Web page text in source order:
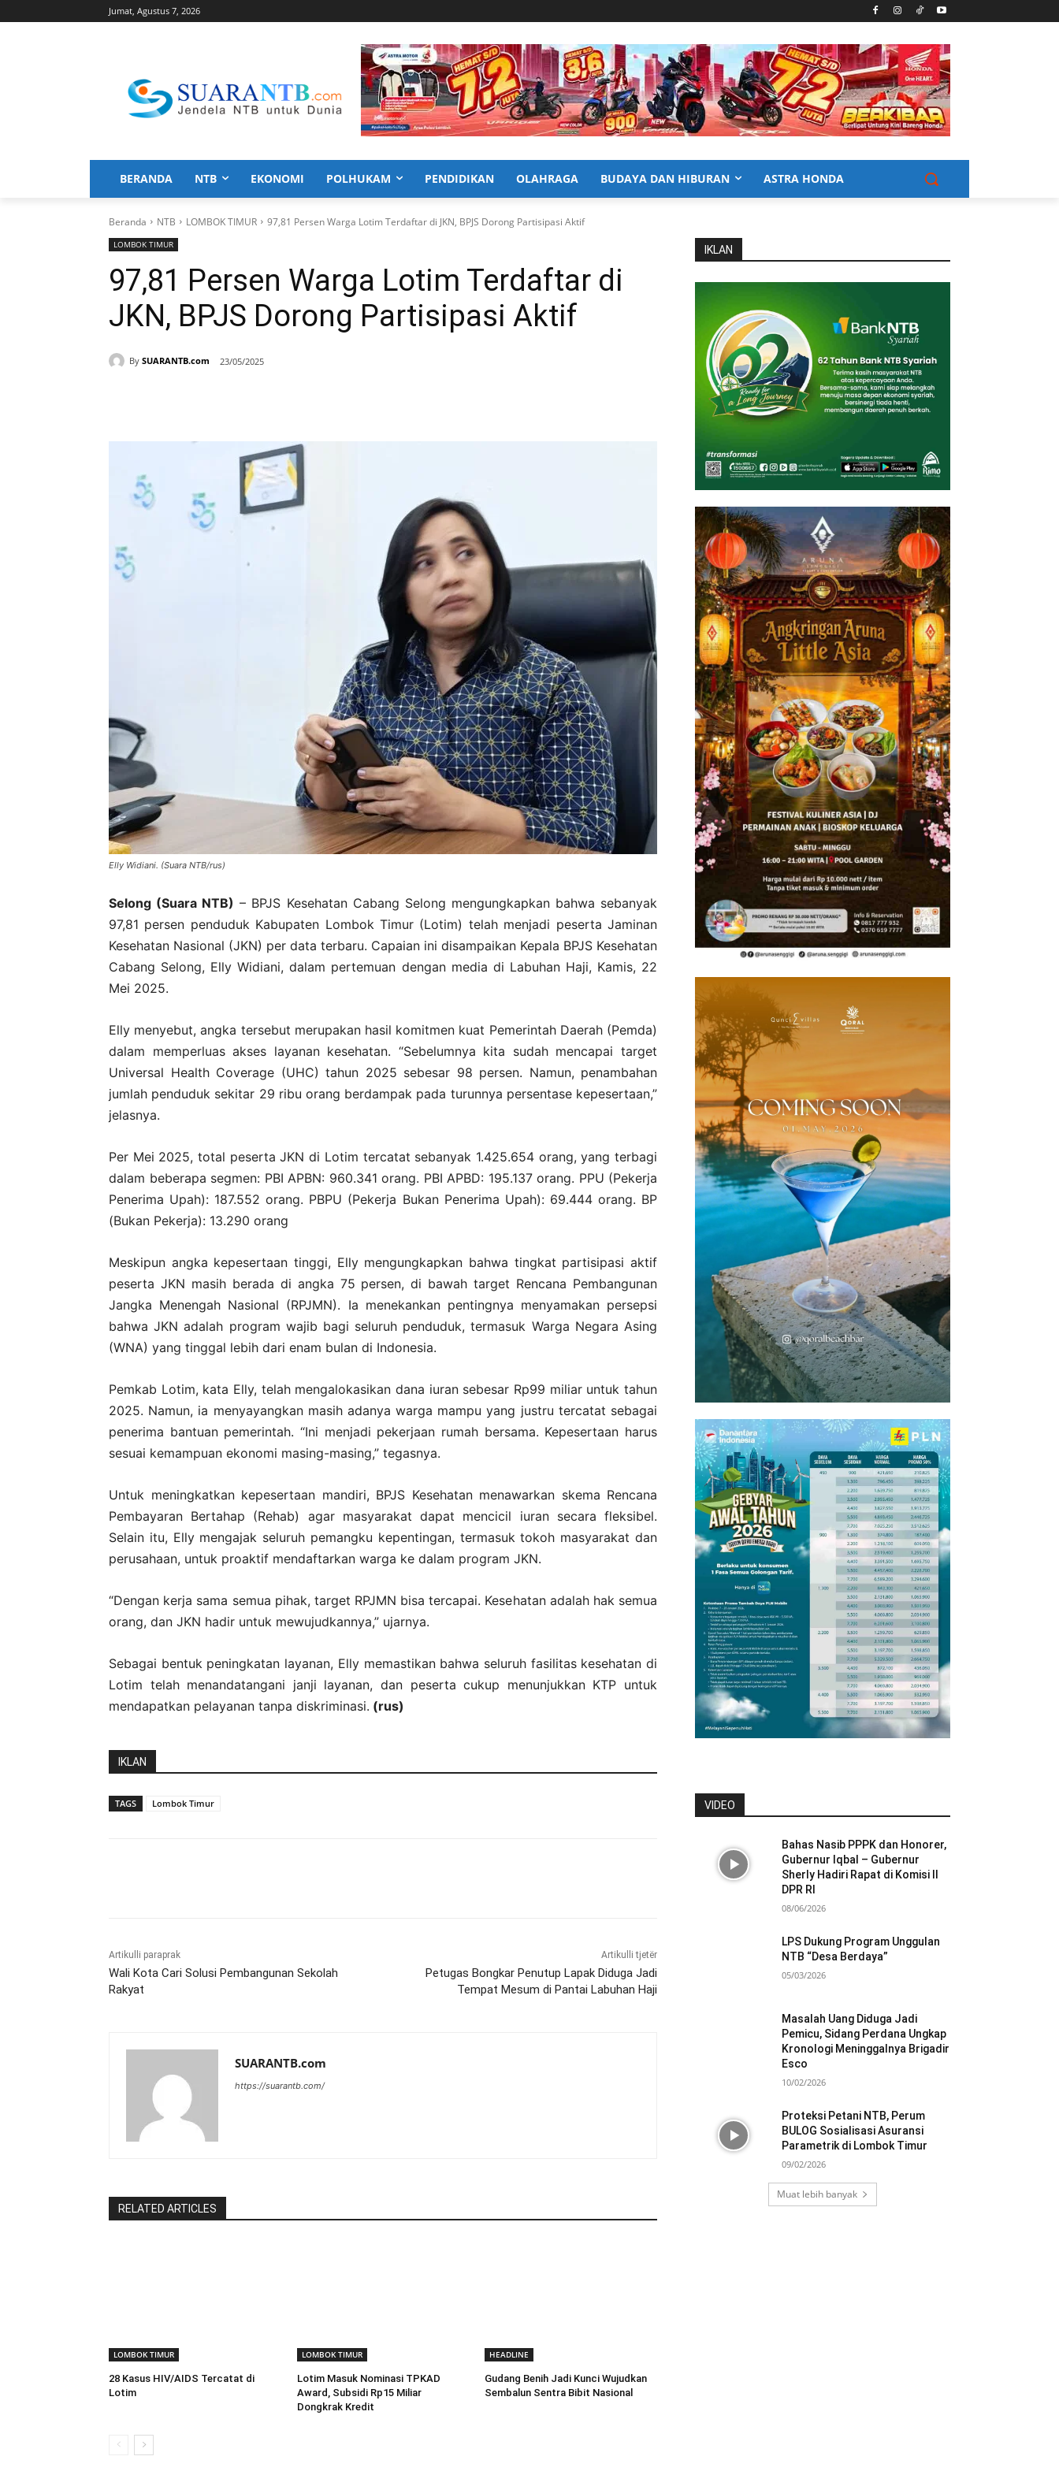
Jumat, Agustus 7, 2026
BERANDA NTB EKONOMI POLHUKAM PENDIDIKAN OLAHRAGA BUDAYA DAN HIBURAN ASTRA HONDA
Beranda NTB LOMBOK TIMUR 97,81 Persen Warga Lotim Terdaftar di JKN, BPJS Dorong Partisipasi Aktif
LOMBOK TIMUR
97,81 Persen Warga Lotim Terdaftar di
JKN, BPJS Dorong Partisipasi Aktif
By SUARANTB.com 23/05/2025
Elly Widiani. (Suara NTB/rus)
Selong (Suara NTB) – BPJS Kesehatan Cabang Selong mengungkapkan bahwa sebanyak
97,81 persen penduduk Kabupaten Lombok Timur (Lotim) telah menjadi peserta Jaminan
Kesehatan Nasional (JKN) per data terbaru. Capaian ini disampaikan Kepala BPJS Kesehatan
Cabang Selong, Elly Widiani, dalam pertemuan dengan media di Labuhan Haji, Kamis, 22
Mei 2025.
Elly menyebut, angka tersebut merupakan hasil komitmen kuat Pemerintah Daerah (Pemda)
dalam memperluas akses layanan kesehatan. “Sebelumnya kita sudah mencapai target
Universal Health Coverage (UHC) tahun 2025 sebesar 98 persen. Namun, penambahan
jumlah penduduk sekitar 29 ribu orang berdampak pada turunnya persentase kepesertaan,”
jelasnya.
Per Mei 2025, total peserta JKN di Lotim tercatat sebanyak 1.425.654 orang, yang terbagi
dalam beberapa segmen: PBI APBN: 960.341 orang. PBI APBD: 195.137 orang. PPU (Pekerja
Penerima Upah): 187.552 orang. PBPU (Pekerja Bukan Penerima Upah): 69.444 orang. BP
(Bukan Pekerja): 13.290 orang
Meskipun angka kepesertaan tinggi, Elly mengungkapkan bahwa tingkat partisipasi aktif
peserta JKN masih berada di angka 75 persen, di bawah target Rencana Pembangunan
Jangka Menengah Nasional (RPJMN). Ia menekankan pentingnya menyamakan persepsi
bahwa JKN adalah program wajib bagi seluruh penduduk, termasuk Warga Negara Asing
(WNA) yang tinggal lebih dari enam bulan di Indonesia.
Pemkab Lotim, kata Elly, telah mengalokasikan dana iuran sebesar Rp99 miliar untuk tahun
2025. Namun, ia menyayangkan masih adanya warga mampu yang justru tercatat sebagai
penerima bantuan pemerintah. “Ini menjadi pekerjaan rumah bersama. Kepesertaan harus
sesuai kemampuan ekonomi masing-masing,” tegasnya.
Untuk meningkatkan kepesertaan mandiri, BPJS Kesehatan menawarkan skema Rencana
Pembayaran Bertahap (Rehab) agar masyarakat dapat mencicil iuran secara fleksibel.
Selain itu, Elly mengajak seluruh pemangku kepentingan, termasuk tokoh masyarakat dan
perusahaan, untuk proaktif mendaftarkan warga ke dalam program JKN.
“Dengan kerja sama semua pihak, target RPJMN bisa tercapai. Kesehatan adalah hak semua
orang, dan JKN hadir untuk mewujudkannya,” ujarnya.
Sebagai bentuk peningkatan layanan, Elly memastikan bahwa seluruh fasilitas kesehatan di
Lotim telah menandatangani janji layanan, dan peserta cukup menunjukkan KTP untuk
mendapatkan pelayanan tanpa diskriminasi. (rus)
IKLAN
TAGS Lombok Timur
Artikulli paraprak
Wali Kota Cari Solusi Pembangunan Sekolah
Rakyat
Artikulli tjetër
Petugas Bongkar Penutup Lapak Diduga Jadi
Tempat Mesum di Pantai Labuhan Haji
SUARANTB.com
https://suarantb.com/
RELATED ARTICLES
LOMBOK TIMUR
28 Kasus HIV/AIDS Tercatat di
Lotim
LOMBOK TIMUR
Lotim Masuk Nominasi TPKAD
Award, Subsidi Rp15 Miliar
Dongkrak Kredit
HEADLINE
Gudang Benih Jadi Kunci Wujudkan
Sembalun Sentra Bibit Nasional
IKLAN
VIDEO
Bahas Nasib PPPK dan Honorer,
Gubernur Iqbal – Gubernur
Sherly Hadiri Rapat di Komisi II
DPR RI
08/06/2026
LPS Dukung Program Unggulan
NTB “Desa Berdaya”
05/03/2026
Masalah Uang Diduga Jadi
Pemicu, Sidang Perdana Ungkap
Kronologi Meninggalnya Brigadir
Esco
10/02/2026
Proteksi Petani NTB, Perum
BULOG Sosialisasi Asuransi
Parametrik di Lombok Timur
09/02/2026
Muat lebih banyak